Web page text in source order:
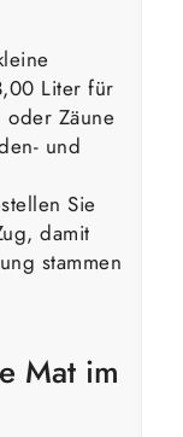
Liter für
Zäune
und
Sie
damit
stammen
Mat im